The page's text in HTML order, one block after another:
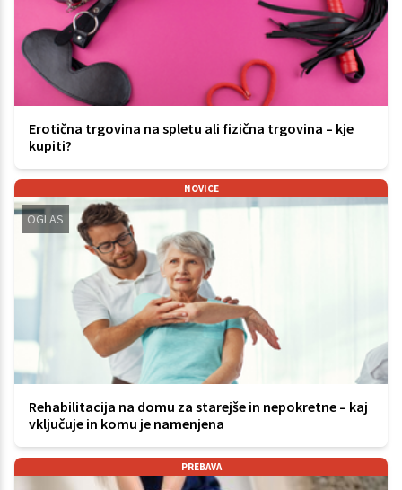
Erotična trgovina na spletu ali fizična trgovina – kje
kupiti?
NOVICE
OGLAS
Rehabilitacija na domu za starejše in nepokretne – kaj
vključuje in komu je namenjena
PREBAVA